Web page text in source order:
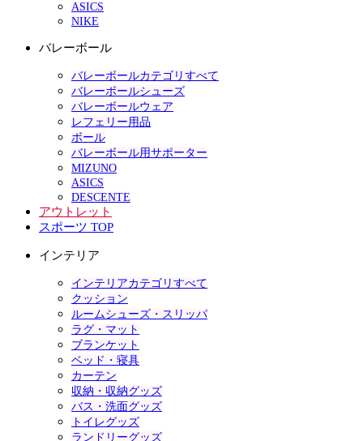
ASICS
NIKE
バレーボール
バレーボールカテゴリすべて
バレーボールシューズ
バレーボールウェア
レフェリー用品
ボール
バレーボール用サポーター
MIZUNO
ASICS
DESCENTE
アウトレット
スポーツ TOP
インテリア
インテリアカテゴリすべて
クッション
ルームシューズ・スリッパ
ラグ・マット
ブランケット
ベッド・寝具
カーテン
収納・収納グッズ
バス・洗面グッズ
トイレグッズ
ランドリーグッズ